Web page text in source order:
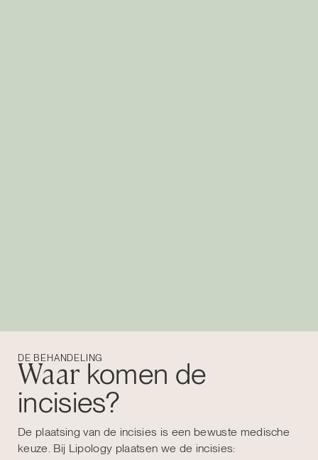
DE BEHANDELING
Waar komen de
incisies?
De plaatsing van de incisies is een bewuste medische
keuze. Bij Lipology plaatsen we de incisies: